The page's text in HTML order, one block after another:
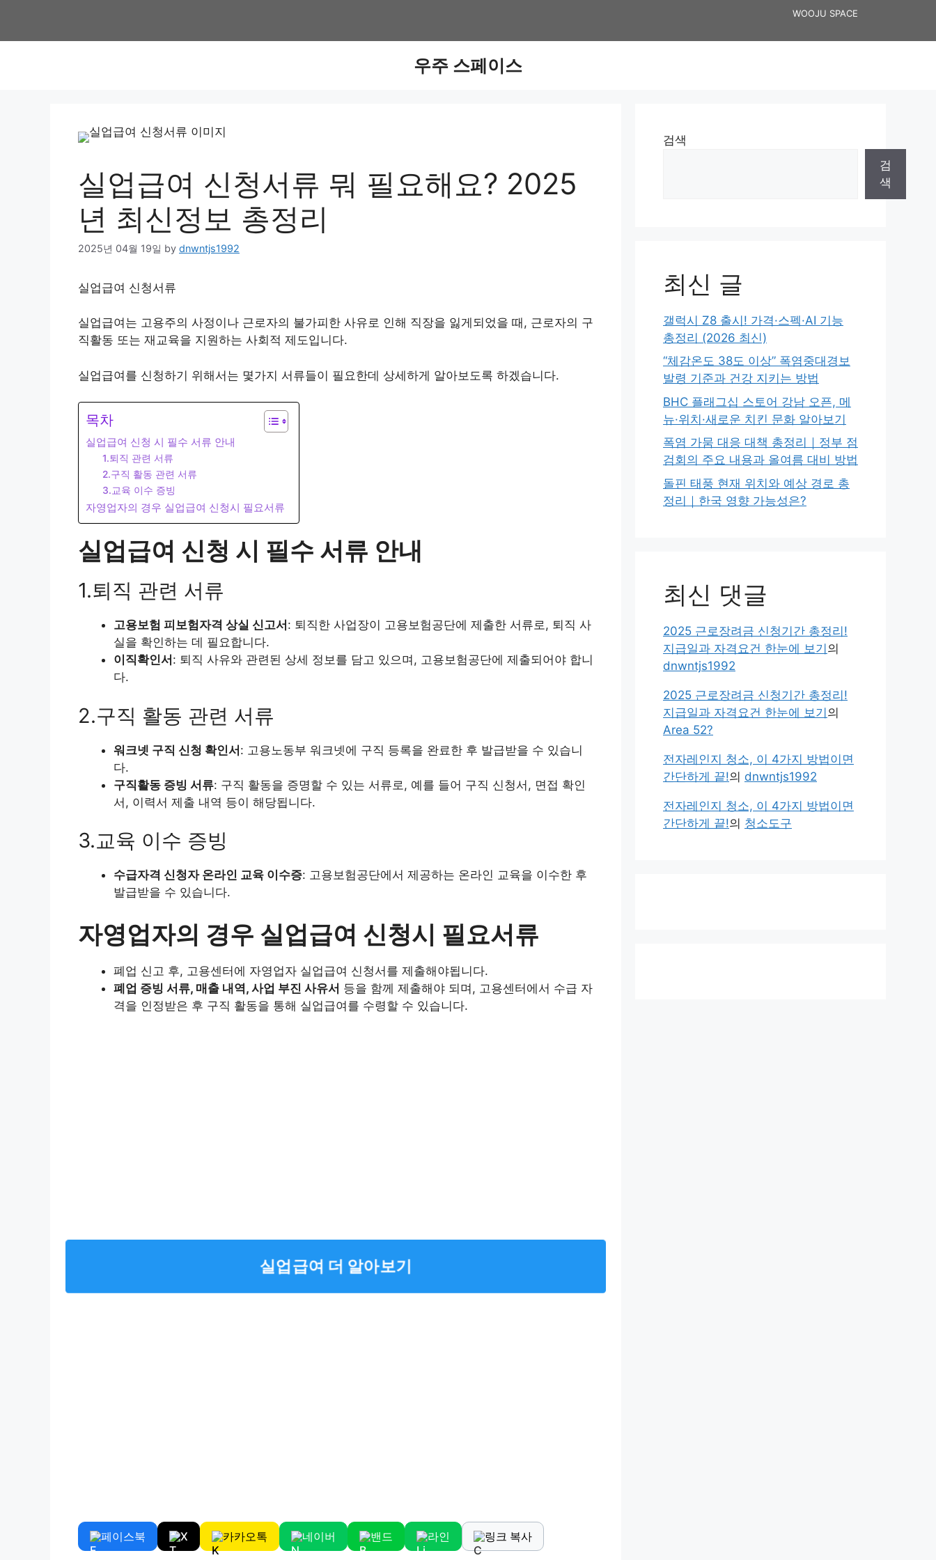
content
WOOJU SPACE
우주 스페이스
실업급여 신청서류 뭐 필요해요? 2025
년 최신정보 총정리
2025년 04월 19일 by dnwntjs1992
실업급여 신청서류
실업급여는 고용주의 사정이나 근로자의 불가피한 사유로 인해 직장을 잃게되었을 때, 근로자의 구
직활동 또는 재교육을 지원하는 사회적 제도입니다.
실업급여를 신청하기 위해서는 몇가지 서류들이 필요한데 상세하게 알아보도록 하겠습니다.
목차
실업급여 신청 시 필수 서류 안내
1.퇴직 관련 서류
2.구직 활동 관련 서류
3.교육 이수 증빙
자영업자의 경우 실업급여 신청시 필요서류
실업급여 신청 시 필수 서류 안내
1.퇴직 관련 서류
고용보험 피보험자격 상실 신고서 : 퇴직한 사업장이 고용보험공단에 제출한 서류로, 퇴직 사
실을 확인하는 데 필요합니다.
이직확인서 : 퇴직 사유와 관련된 상세 정보를 담고 있으며, 고용보험공단에 제출되어야 합니
다.
2.구직 활동 관련 서류
워크넷 구직 신청 확인서: 고용노동부 워크넷에 구직 등록을 완료한 후 발급받을 수 있습니
다.
구직활동 증빙 서류: 구직 활동을 증명할 수 있는 서류로, 예를 들어 구직 신청서, 면접 확인
서, 이력서 제출 내역 등이 해당됩니다.​
3.교육 이수 증빙
수급자격 신청자 온라인 교육 이수증: 고용보험공단에서 제공하는 온라인 교육을 이수한 후
발급받을 수 있습니다.​
자영업자의 경우 실업급여 신청시 필요서류
폐업 신고 후, 고용센터에 자영업자 실업급여 신청서를 제출해야됩니다.
폐업 증빙 서류, 매출 내역, 사업 부진 사유서 등을 함께 제출해야 되며, 고용센터에서 수급 자
격을 인정받은 후 구직 활동을 통해 실업급여를 수령할 수 있습니다.
실업급여 더 알아보기
페이스북 X 카카오톡 네이버 밴드 라인 링크 복사
검색
검
색
최신 글
갤럭시 Z8 출시! 가격·스펙·AI 기능
총정리 (2026 최신)
“체감온도 38도 이상” 폭염중대경보
발령 기준과 건강 지키는 방법
BHC 플래그십 스토어 강남 오픈, 메
뉴·위치·새로운 치킨 문화 알아보기
폭염 가뭄 대응 대책 총정리｜정부 점
검회의 주요 내용과 올여름 대비 방법
돌핀 태풍 현재 위치와 예상 경로 총
정리｜한국 영향 가능성은?
최신 댓글
2025 근로장려금 신청기간 총정리!
지급일과 자격요건 한눈에 보기의
dnwntjs1992
2025 근로장려금 신청기간 총정리!
지급일과 자격요건 한눈에 보기의
Area 52?
전자레인지 청소, 이 4가지 방법이면
간단하게 끝!의 dnwntjs1992
전자레인지 청소, 이 4가지 방법이면
간단하게 끝!의 청소도구